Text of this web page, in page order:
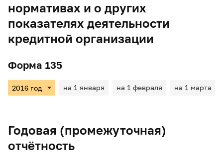
нормативах и о других
показателях деятельности
кредитной организации
Форма 135
на 1 января на 1 февраля на 1 марта
Годовая (промежуточная)
отчётность